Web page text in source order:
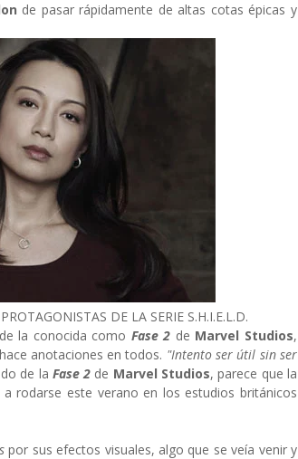
de pasar rápidamente de altas cotas épicas y
DE LA SERIE S.H.I.E.L.D.
la conocida como Fase 2 de Marvel Studios,
anotaciones en todos. "Intento ser útil sin ser
de la Fase 2 de Marvel Studios, parece que la
a rodarse este verano en los estudios británicos
por sus efectos visuales, algo que se veía venir y